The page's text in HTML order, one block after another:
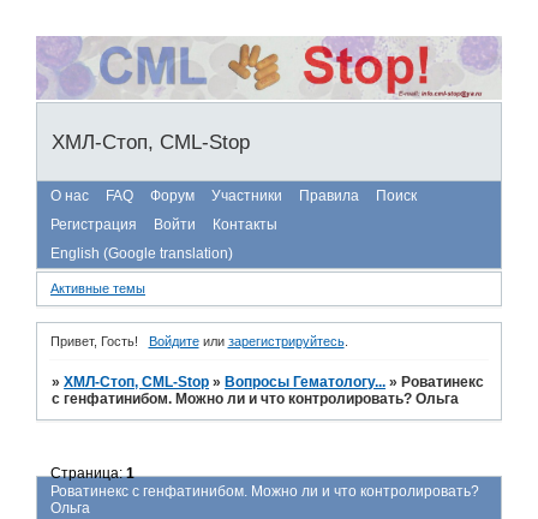
ХМЛ-Стоп, CML-Stop
О нас FAQ Форум Участники Правила
Поиск
Регистрация
Войти
Контакты
English (Google translation)
Активные темы
Привет, Гость! Войдитеили зарегистрируйтесь.
»ХМЛ-Стоп, CML-Stop » Вопросы Гематологу... » Роватинекс
с генфатинибом. Можно ли и что контролировать? Ольга
Роватинекс с генфатинибом. Можно ли и что контролировать?
Ольга
Страница:1